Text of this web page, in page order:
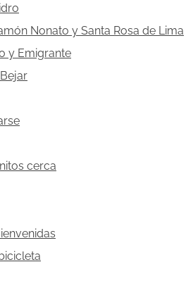
Nonato y Santa Rosa de Lima
y Emigrante
cerca